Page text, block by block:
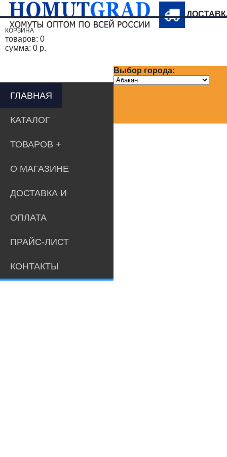
Выбор города:
КОРЗИНА
товаров: 0
сумма: 0 р.
ГЛАВНАЯ
КАТАЛОГ
ТОВАРОВ
О МАГАЗИНЕ
ДОСТАВКА И
ОПЛАТА
ПРАЙС-ЛИСТ
КОНТАКТЫ